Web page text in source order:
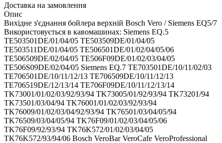
Доставка на замовлення
Опис
Вихідне з'єднання бойлера верхній Bosch Vero / Siemens EQ5/7
Використовується в кавомашинах: Siemens EQ.5
TE503501DE/01/04/05 TE503509DE/01/04/05
TE503511DE/01/04/05 TE506501DE/01/02/04/05/06
TE506509DE/02/04/05 TE506F09DE/01/02/03/04/05
TE506S09DE/02/04/05 Siemens EQ.7 TE703501DE/10/11/02/03
TE706501DE/10/11/12/13 TE706509DE/10/11/12/13
TE706519DE/12/13/14 TE706F09DE/10/11/12/13/14
TK73001/01/02/03/92/93/94 TK73005/01/92/93/94 TK73201/94
TK73501/03/04/94 TK76001/01/02/03/92/93/94
TK76009/01/02/03/04/92/93/94 TK76501/03/04/05/94
TK76509/03/04/05/94 TK76F09/01/02/03/04/05/06
TK76F09/92/93/94 TK76K572/01/02/03/04/05
TK76K572/93/94/06 Bosch VeroBar VeroCafe VeroProfessional